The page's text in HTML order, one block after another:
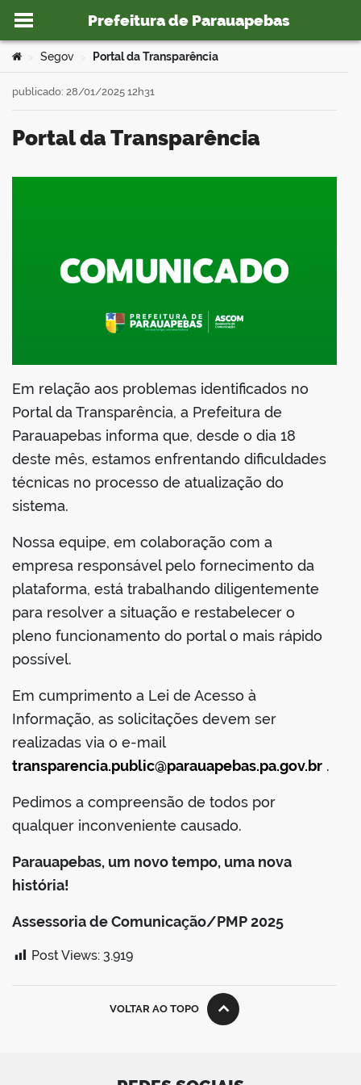
Ir para o conteúdo
Prefeitura de Parauapebas
portal
Você está aqui:
Segov Portal da Transparência
Portal da Transparência
publicado: 28/01/2025 12h31
Em relação aos problemas identificados no
Portal da Transparência, a Prefeitura de
Parauapebas informa que, desde o dia 18
deste mês, estamos enfrentando dificuldades
técnicas no processo de atualização do
sistema.
Nossa equipe, em colaboração com a
empresa responsável pelo fornecimento da
plataforma, está trabalhando diligentemente
para resolver a situação e restabelecer o
pleno funcionamento do portal o mais rápido
possível.
Em cumprimento a Lei de Acesso à
Informação, as solicitações devem ser
realizadas via o e-mail
transparencia.public@parauapebas.pa.gov.br .
Pedimos a compreensão de todos por
qualquer inconveniente causado.
Parauapebas, um novo tempo, uma nova
história!
Assessoria de Comunicação/PMP 2025
Post Views: 3.919
VOLTAR AO TOPO